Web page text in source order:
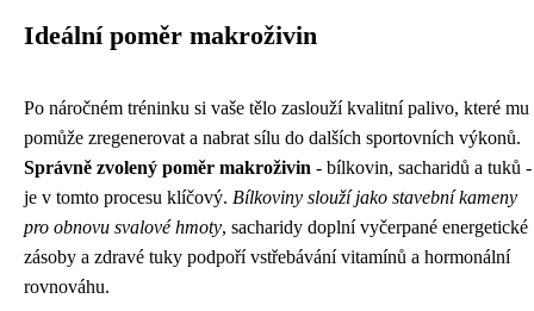
Ideální poměr makroživin
Po náročném tréninku si vaše tělo zaslouží kvalitní palivo, které mu
pomůže zregenerovat a nabrat sílu do dalších sportovních výkonů.
Správně zvolený poměr makroživin - bílkovin, sacharidů a tuků -
je v tomto procesu klíčový. Bílkoviny slouží jako stavební kameny
pro obnovu svalové hmoty, sacharidy doplní vyčerpané energetické
zásoby a zdravé tuky podpoří vstřebávání vitamínů a hormonální
rovnováhu.